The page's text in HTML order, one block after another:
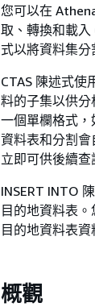
您可以在
取、轉換和載入
式以將資料集分
CTAS 陳述式使
料的子集以供分
一個單欄格式，
資料表和分割會
立即可供後續查
INSERT INTO
目的地資料表
目的地資料表資
概觀